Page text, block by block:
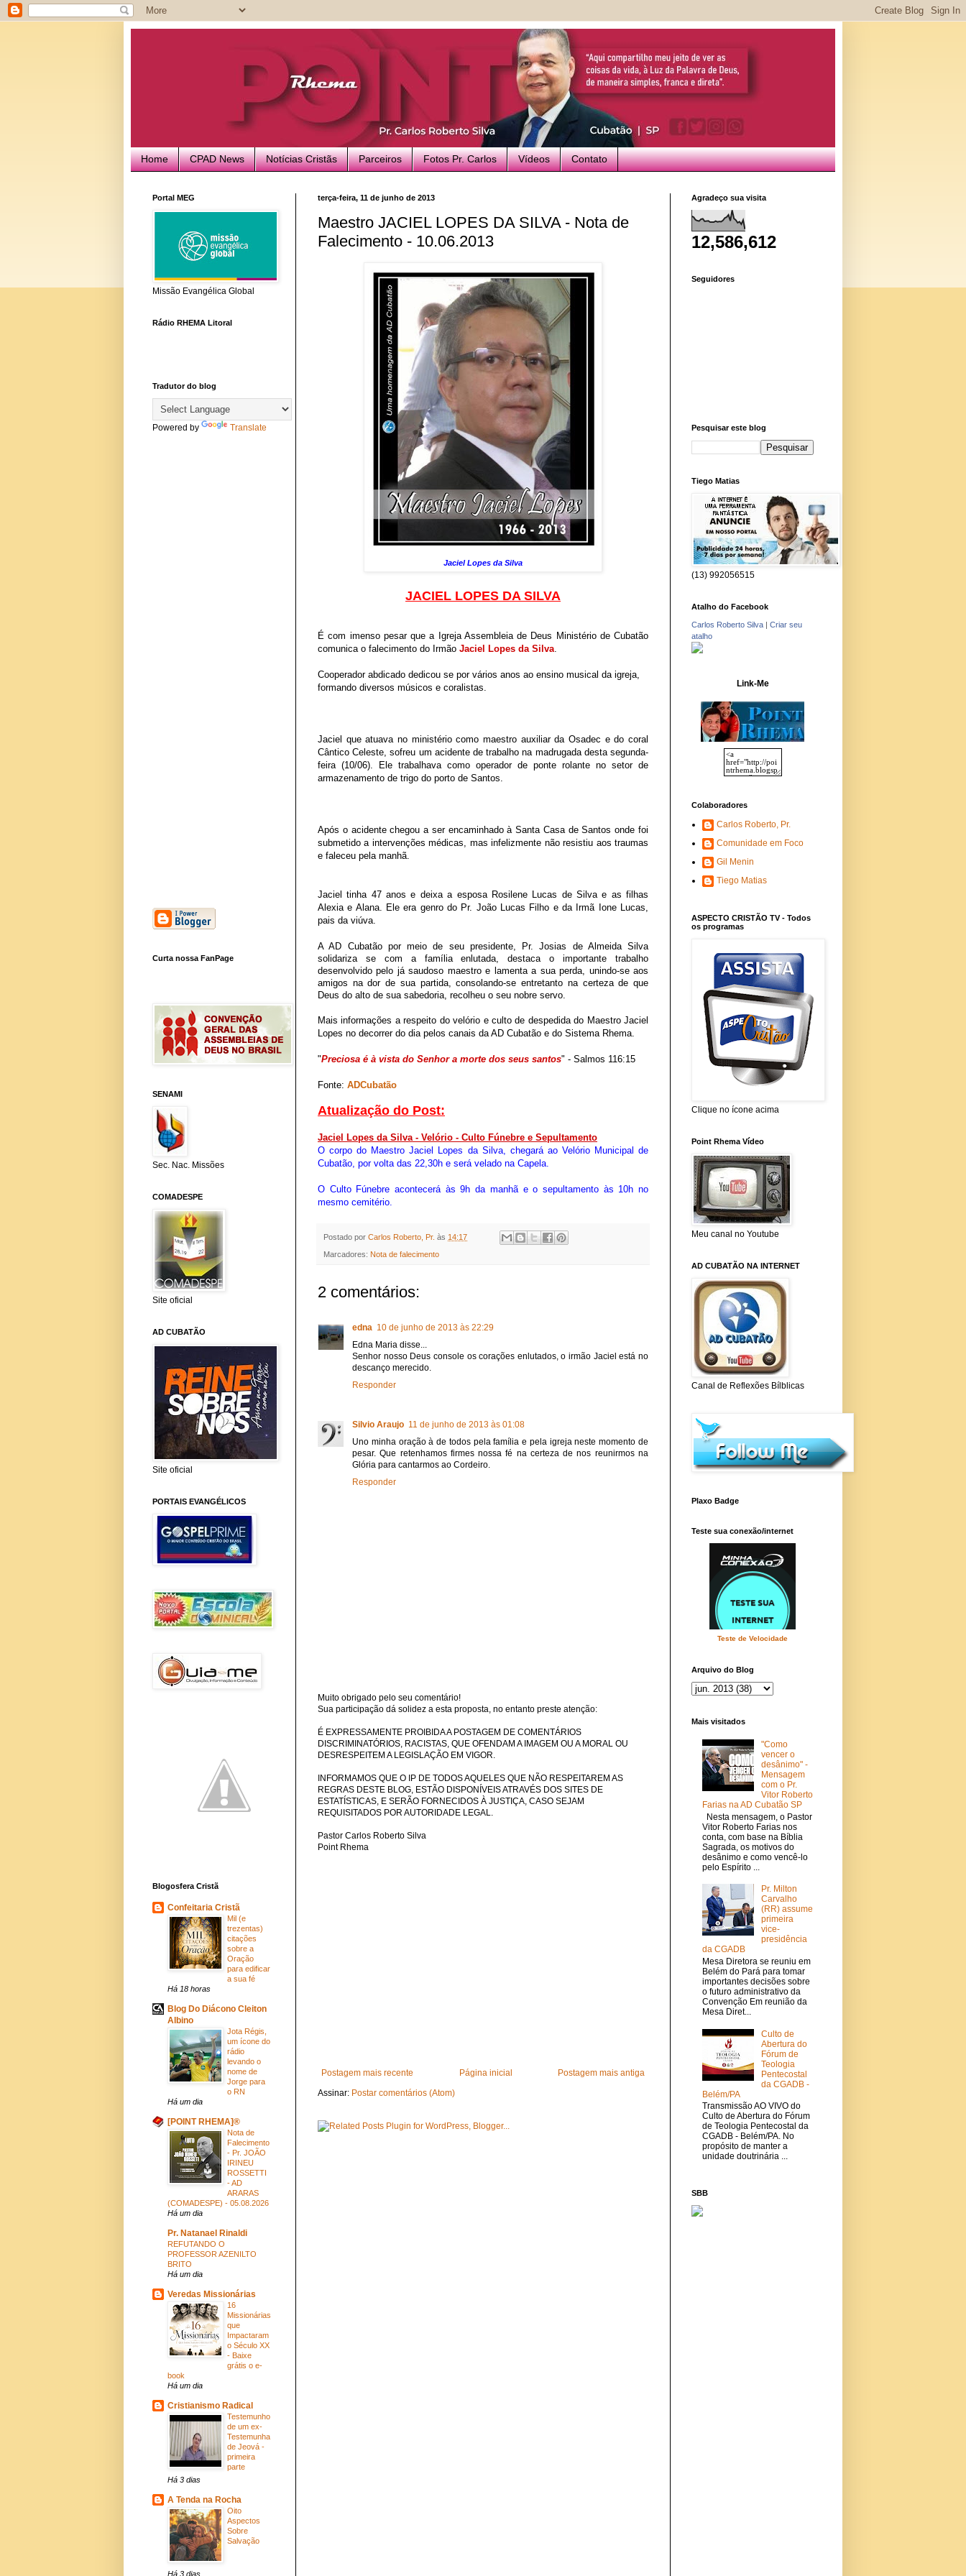
Home CPAD News Notícias Cristãs Parceiros Fotos Pr. Carlos Vídeos Contato
terça-feira, 11 de junho de 2013
Maestro JACIEL LOPES DA SILVA - Nota de
Falecimento - 10.06.2013
Jaciel Lopes da Silva
JACIEL LOPES DA SILVA
É com imenso pesar que a Igreja Assembleia de Deus Ministério de Cubatão
comunica o falecimento do Irmão Jaciel Lopes da Silva.
Cooperador abdicado dedicou se por vários anos ao ensino musical da igreja,
formando diversos músicos e coralistas.
Jaciel que atuava no ministério como maestro auxiliar da Osadec e do coral
Cântico Celeste, sofreu um acidente de trabalho na madrugada desta segunda-
feira (10/06). Ele trabalhava como operador de ponte rolante no setor de
armazenamento de trigo do porto de Santos.
Após o acidente chegou a ser encaminhado à Santa Casa de Santos onde foi
submetido a intervenções médicas, mas infelizmente não resistiu aos traumas
e faleceu pela manhã.
Jaciel tinha 47 anos e deixa a esposa Rosilene Lucas de Silva e as filhas
Alexia e Alana. Ele era genro do Pr. João Lucas Filho e da Irmã Ione Lucas,
pais da viúva.
A AD Cubatão por meio de seu presidente, Pr. Josias de Almeida Silva
solidariza se com a família enlutada, destaca o importante trabalho
desenvolvido pelo já saudoso maestro e lamenta a sua perda, unindo-se aos
amigos na dor de sua partida, consolando-se entretanto na certeza de que
Deus do alto de sua sabedoria, recolheu o seu nobre servo.
Mais informações a respeito do velório e culto de despedida do Maestro Jaciel
Lopes no decorrer do dia pelos canais da AD Cubatão e do Sistema Rhema.
"Preciosa é à vista do Senhor a morte dos seus santos" - Salmos 116:15
Fonte: ADCubatão
Atualização do Post:
Jaciel Lopes da Silva - Velório - Culto Fúnebre e Sepultamento
O corpo do Maestro Jaciel Lopes da Silva, chegará ao Velório Municipal de
Cubatão, por volta das 22,30h e será velado na Capela.
O Culto Fúnebre acontecerá às 9h da manhã e o sepultamento às 10h no
mesmo cemitério.
Postado por Carlos Roberto, Pr. às 14:17
Marcadores: Nota de falecimento
2 comentários:
edna 10 de junho de 2013 às 22:29
Edna Maria disse...
Senhor nosso Deus console os corações enlutados, o irmão Jaciel está no
descanço merecido.
Responder
Silvio Araujo 11 de junho de 2013 às 01:08
Uno minha oração à de todos pela família e pela igreja neste momento de
pesar. Que retenhamos firmes nossa fé na certeza de nos reunirmos na
Glória para cantarmos ao Cordeiro.
Responder
Muito obrigado pelo seu comentário!
Sua participação dá solidez a esta proposta, no entanto preste atenção:
É EXPRESSAMENTE PROIBIDA A POSTAGEM DE COMENTÁRIOS
DISCRIMINATÓRIOS, RACISTAS, QUE OFENDAM A IMAGEM OU A MORAL OU
DESRESPEITEM A LEGISLAÇÃO EM VIGOR.
INFORMAMOS QUE O IP DE TODOS AQUELES QUE NÃO RESPEITAREM AS
REGRAS DESTE BLOG, ESTÃO DISPONÍVEIS ATRAVÉS DOS SITES DE
ESTATÍSTICAS, E SERÃO FORNECIDOS À JUSTIÇA, CASO SEJAM
REQUISITADOS POR AUTORIDADE LEGAL.
Pastor Carlos Roberto Silva
Point Rhema
Postagem mais recente Postagem mais antiga
Página inicial
Assinar: Postar comentários (Atom)
Portal MEG
Missão Evangélica Global
Rádio RHEMA Litoral
Tradutor do blog
Powered by Translate
Curta nossa FanPage
SENAMI
Sec. Nac. Missões
COMADESPE
Site oficial
AD CUBATÃO
Site oficial
PORTAIS EVANGÉLICOS
Blogosfera Cristã
Confeitaria Cristã
Mil (e
trezentas)
citações
sobre a
Oração
para edificar
a sua fé
Há 18 horas
Blog Do Diácono Cleiton
Albino
Jota Régis,
um ícone do
rádio
levando o
nome de
Jorge para
o RN
Há um dia
[POINT RHEMA]®
Nota de
Falecimento
- Pr. JOÃO
IRINEU
ROSSETTI
- AD
ARARAS
(COMADESPE) - 05.08.2026
Há um dia
Pr. Natanael Rinaldi
REFUTANDO O
PROFESSOR AZENILTO
BRITO
Há um dia
Veredas Missionárias
16
Missionárias
que
Impactaram
o Século XX
- Baixe
grátis o e-
book
Há um dia
Cristianismo Radical
Testemunho
de um ex-
Testemunha
de Jeová -
primeira
parte
Há 3 dias
A Tenda na Rocha
Oito
Aspectos
Sobre
Salvação
Há 3 dias
Agradeço sua visita
12,586,612
Seguidores
Pesquisar este blog
Tiego Matias
(13) 992056515
Atalho do Facebook
Carlos Roberto Silva | Criar seu
atalho
Link-Me
Colaboradores
Carlos Roberto, Pr.
Comunidade em Foco
Gil Menin
Tiego Matias
ASPECTO CRISTÃO TV - Todos
os programas
Clique no ícone acima
Point Rhema Vídeo
Meu canal no Youtube
AD CUBATÃO NA INTERNET
Canal de Reflexões Bílblicas
Plaxo Badge
Teste sua conexão/internet
Teste de Velocidade
Arquivo do Blog
Mais visitados
"Como
vencer o
desânimo" -
Mensagem
com o Pr.
Vitor Roberto
Farias na AD Cubatão SP
Nesta mensagem, o Pastor
Vitor Roberto Farias nos
conta, com base na Bíblia
Sagrada, os motivos do
desânimo e como vencê-lo
pelo Espírito ...
Pr. Milton
Carvalho
(RR) assume
primeira
vice-
presidência
da CGADB
Mesa Diretora se reuniu em
Belém do Pará para tomar
importantes decisões sobre
o futuro administrativo da
Convenção Em reunião da
Mesa Diret...
Culto de
Abertura do
Fórum de
Teologia
Pentecostal
da CGADB -
Belém/PA
Transmissão AO VIVO do
Culto de Abertura do Fórum
de Teologia Pentecostal da
CGADB - Belém/PA. No
propósito de manter a
unidade doutrinária ...
SBB